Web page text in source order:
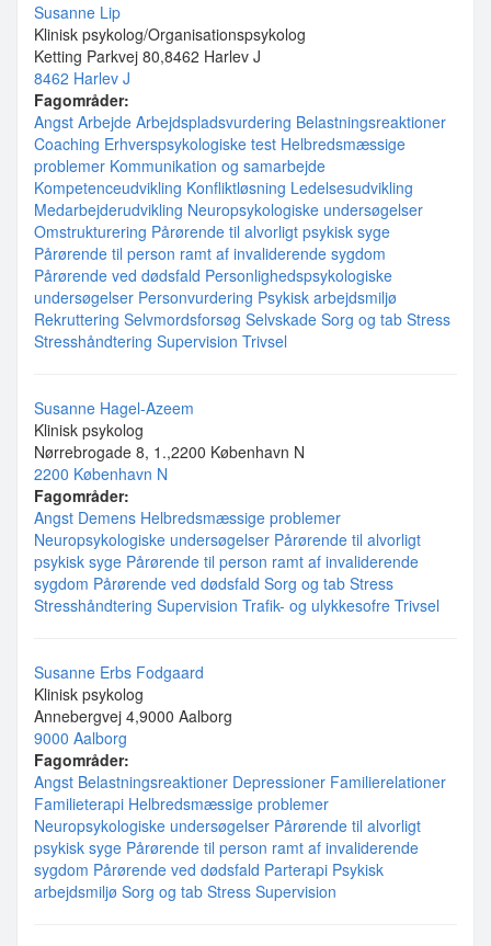
Susanne Lip
Klinisk psykolog/Organisationspsykolog
Ketting Parkvej 80,8462 Harlev J
8462 Harlev J
Fagområder:
Angst Arbejde Arbejdspladsvurdering Belastningsreaktioner
Coaching Erhverspsykologiske test Helbredsmæssige
problemer Kommunikation og samarbejde
Kompetenceudvikling Konfliktløsning Ledelsesudvikling
Medarbejderudvikling Neuropsykologiske undersøgelser
Omstrukturering Pårørende til alvorligt psykisk syge
Pårørende til person ramt af invaliderende sygdom
Pårørende ved dødsfald Personlighedspsykologiske
undersøgelser Personvurdering Psykisk arbejdsmiljø
Rekruttering Selvmordsforsøg Selvskade Sorg og tab Stress
Stresshåndtering Supervision Trivsel
Susanne Hagel-Azeem
Klinisk psykolog
Nørrebrogade 8, 1.,2200 København N
2200 København N
Fagområder:
Angst Demens Helbredsmæssige problemer
Neuropsykologiske undersøgelser Pårørende til alvorligt
psykisk syge Pårørende til person ramt af invaliderende
sygdom Pårørende ved dødsfald Sorg og tab Stress
Stresshåndtering Supervision Trafik- og ulykkesofre Trivsel
Susanne Erbs Fodgaard
Klinisk psykolog
Annebergvej 4,9000 Aalborg
9000 Aalborg
Fagområder:
Angst Belastningsreaktioner Depressioner Familierelationer
Familieterapi Helbredsmæssige problemer
Neuropsykologiske undersøgelser Pårørende til alvorligt
psykisk syge Pårørende til person ramt af invaliderende
sygdom Pårørende ved dødsfald Parterapi Psykisk
arbejdsmiljø Sorg og tab Stress Supervision